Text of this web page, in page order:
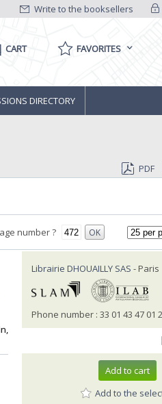
Write to the booksellers
CART FAVORITES
DIRECTORY
PDF
number ? OK
Librairie DHOUAILLY SAS - Paris
Phone number : 33 01 43 47 01
Add to cart
Add to the